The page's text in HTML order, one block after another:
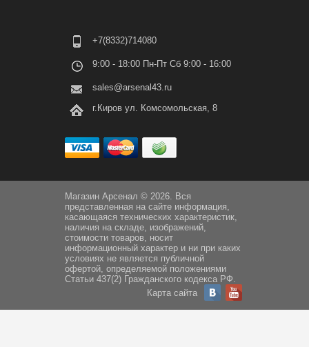
+7(8332)714080
9:00 - 18:00 Пн-Пт Сб 9:00 - 16:00
sales@arsenal43.ru
г.Киров ул. Комсомольская, 8
Магазин Арсенал © 2026. Вся
представленная на сайте информация,
касающаяся технических характеристик,
наличия на складе, изображений,
стоимости товаров, носит
информационный характер и ни при каких
условиях не является публичной
офертой, определяемой положениями
Статьи 437(2) Гражданского кодекса РФ.
Карта сайта